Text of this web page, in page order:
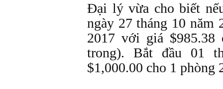
Đại lý vừa cho biết
ngày 27 tháng 10 năm
2017 với giá $985.38
trong). Bắt đầu 01
$1,000.00 cho 1 phòng